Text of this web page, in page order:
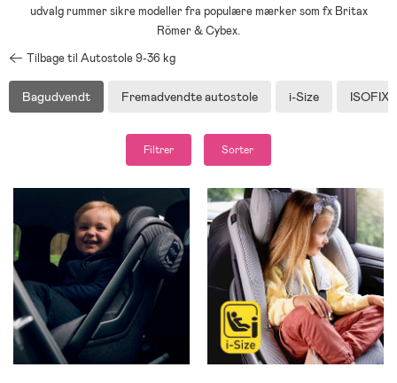
udvalg rummer sikre modeller fra populære mærker som fx Britax
Römer & Cybex.
Tilbage til Autostole 9-36 kg
Bagudvendt Fremadvendte autostole i-Size ISOFIX
Filtrer Sorter